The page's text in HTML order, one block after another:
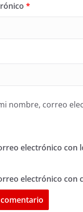
*
nombre, correo
electrónico con
electrónico con